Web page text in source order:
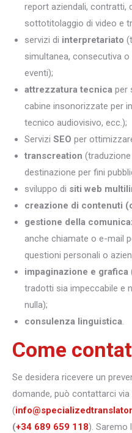
report aziendali, contratti,
sottotitolaggio di video e
servizi di interpretariato
simultanea, consecutiva
eventi);
attrezzatura tecnica per
cabine insonorizzate per
tecnico audiovisivo, ecc.);
Servizi SEO per
transcreation
destinazione per fini
sviluppo di siti web
creazione di contenuti
gestione della
anche chiamate o e-mail
questioni personali o
impaginazione e grafica
tradotti sia impeccabile e
nulla);
consulenza linguistica.
Come
Se desidera ricevere un
domande, può contattarci via
(
(+34 689 659 118). Saremo